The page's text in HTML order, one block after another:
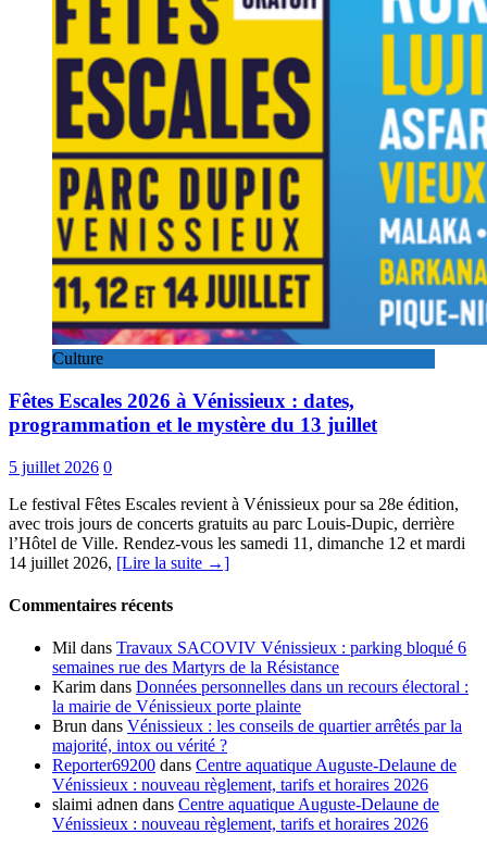
Culture
Fêtes Escales 2026 à Vénissieux : dates,
programmation et le mystère du 13 juillet
5 juillet 2026 0
Le festival Fêtes Escales revient à Vénissieux pour sa 28e édition,
avec trois jours de concerts gratuits au parc Louis-Dupic, derrière
l’Hôtel de Ville. Rendez-vous les samedi 11, dimanche 12 et mardi
14 juillet 2026, [Lire la suite →]
Commentaires récents
Mil dans Travaux SACOVIV Vénissieux : parking bloqué 6
semaines rue des Martyrs de la Résistance
Karim dans Données personnelles dans un recours électoral :
la mairie de Vénissieux porte plainte
Brun dans Vénissieux : les conseils de quartier arrêtés par la
majorité, intox ou vérité ?
Reporter69200 dans Centre aquatique Auguste-Delaune de
Vénissieux : nouveau règlement, tarifs et horaires 2026
slaimi adnen dans Centre aquatique Auguste-Delaune de
Vénissieux : nouveau règlement, tarifs et horaires 2026